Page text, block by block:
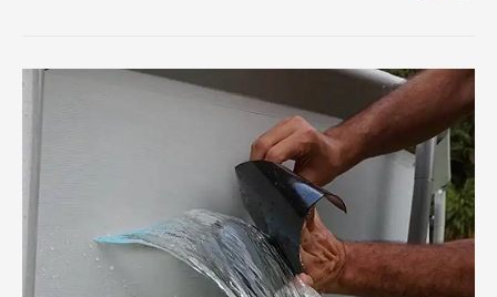
شركة
لحام
خزانات
فيبر
جلاس
بالدمام